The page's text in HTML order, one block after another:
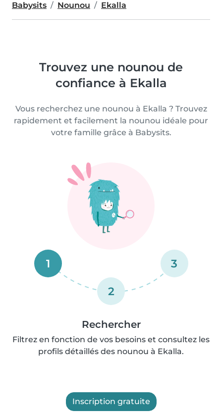
Babysits Nounou Ekalla
Trouvez une nounou de
confiance à Ekalla
Vous recherchez une nounou à Ekalla ? Trouvez
rapidement et facilement la nounou idéale pour
votre famille grâce à Babysits.
1
2
3
Rechercher
Filtrez en fonction de vos besoins et consultez les
profils détaillés des nounou à Ekalla.
Inscription gratuite